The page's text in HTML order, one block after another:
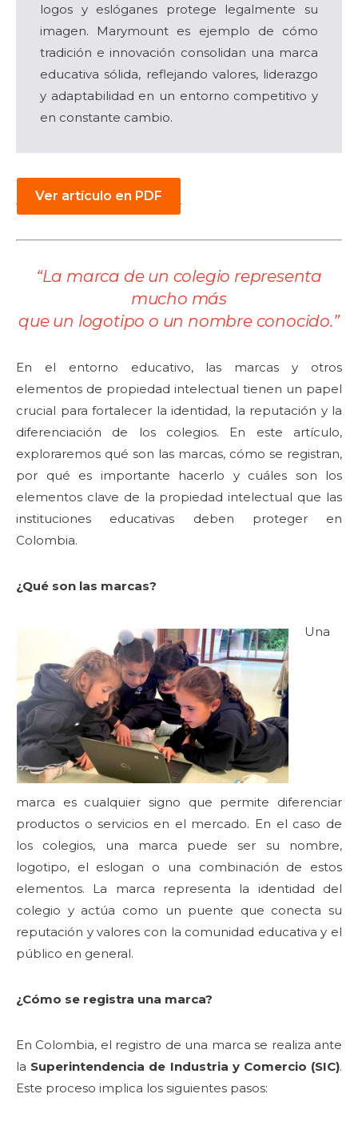
logos y eslóganes protege legalmente su
imagen. Marymount es ejemplo de cómo
tradición e innovación consolidan una marca
educativa sólida, reflejando valores, liderazgo
y adaptabilidad en un entorno competitivo y
en constante cambio.
Ver artículo en PDF
“La marca de un colegio representa
mucho más
que un logotipo o un nombre conocido.”
En el entorno educativo, las marcas y otros
elementos de propiedad intelectual tienen un papel
crucial para fortalecer la identidad, la reputación y la
diferenciación de los colegios. En este artículo,
exploraremos qué son las marcas, cómo se registran,
por qué es importante hacerlo y cuáles son los
elementos clave de la propiedad intelectual que las
instituciones educativas deben proteger en
Colombia.
¿Qué son las marcas?
Una
marca es cualquier signo que permite diferenciar
productos o servicios en el mercado. En el caso de
los colegios, una marca puede ser su nombre,
logotipo, el eslogan o una combinación de estos
elementos. La marca representa la identidad del
colegio y actúa como un puente que conecta su
reputación y valores con la comunidad educativa y el
público en general.
¿Cómo se registra una marca?
En Colombia, el registro de una marca se realiza ante
la Superintendencia de Industria y Comercio (SIC).
Este proceso implica los siguientes pasos: